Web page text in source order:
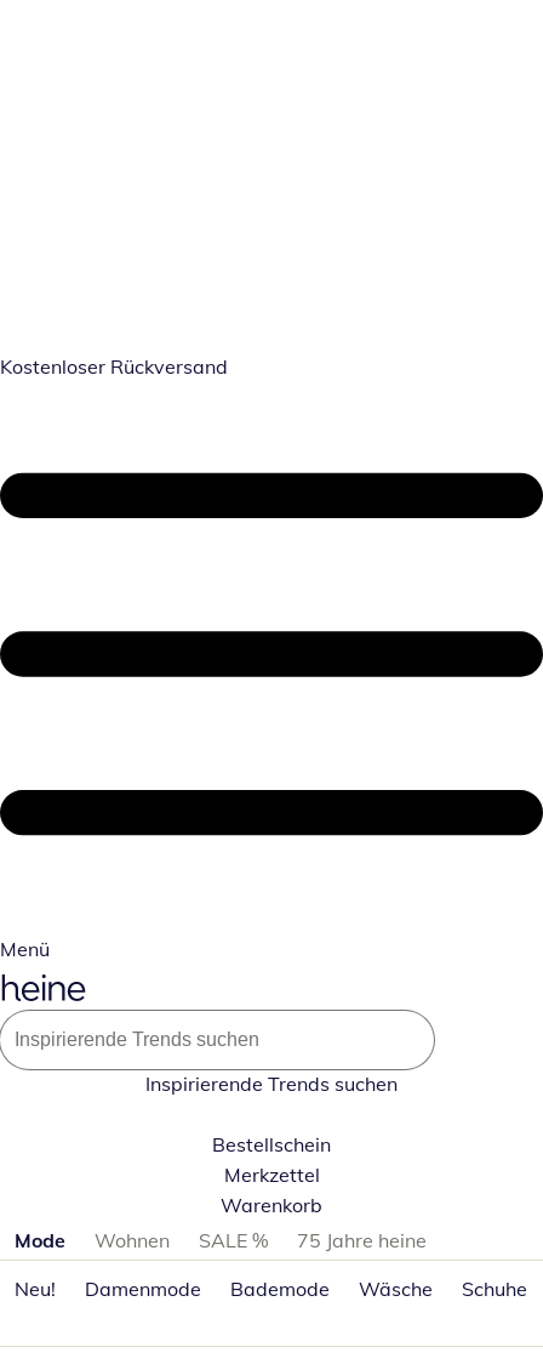
Kostenloser Rückversand
Menü
Inspirierende Trends suchen
Bestellschein
Merkzettel
Warenkorb
Produktkategorien überspringen
Mode Wohnen SALE %
75 Jahre heine
Neu!
Damenmode Bademode Wäsche Schuhe